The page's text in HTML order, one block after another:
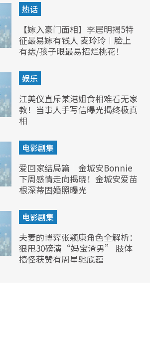
热话
【嫁入豪门面相】李居明揭5特
征最易嫁有钱人 麦玲玲︱脸上
有痣/孩子眼最易招烂桃花！
娱乐
江美仪直斥某港姐食相难看无家
教！当事人手写信曝光揭终极真
相
电影剧集
爱回家结局篇｜金城安Bonnie
下周感情走向揭晓！金城安爱苗
根深蒂固婚照曝光
电影剧集
夫妻的博弈张颖康角色全解析：
狠甩30磅演“妈宝渣男” 肢体
搞怪获赞有周星驰底蕴